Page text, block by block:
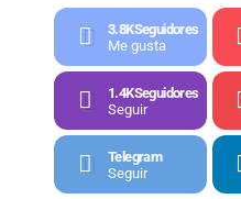
3.8KSeguidores
Me gusta
1.4KSeguidores
Seguir
Telegram
Seguir